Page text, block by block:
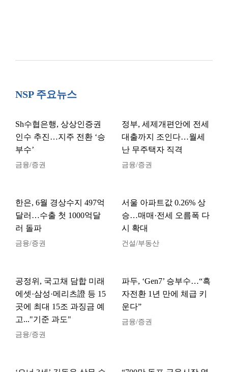
NSP 주요뉴스
Sh수협은행, 상상인증권
인수 추진…지주 전환 ‘승
부수’
금융/증권
정부, 세제개편안에 전세
대출까지 조인다…월세
난 무주택자 직격
금융/증권
한은, 6월 경상수지 497억
달러…수출 첫 1000억달
러 돌파
금융/증권
서울 아파트값 0.26% 상
승…매매·전세 오름폭 다
시 확대
건설/부동산
공정위, 국고채 담합 미래
에셋·삼성·메리츠證 등 15
곳에 최대 15조 과징금 예
고..."기준 과도"
금융/증권
파두, ‘Gen7’ 승부수…“흑
자전환 1년 만에 체급 키
운다”
금융/증권